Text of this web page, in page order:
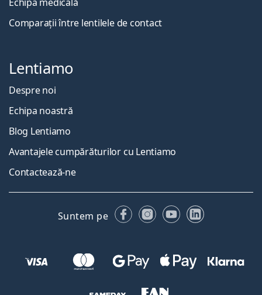
Echipa medicală
Comparații între lentilele de contact
Lentiamo
Despre noi
Echipa noastră
Blog Lentiamo
Avantajele cumpărăturilor cu Lentiamo
Contactează-ne
Suntem pe FacebookInstagram
YouTubeLinkedIn